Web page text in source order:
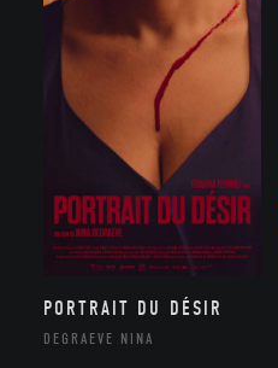
PORTRAIT DU DÉSIR
DEGRAEVE NINA